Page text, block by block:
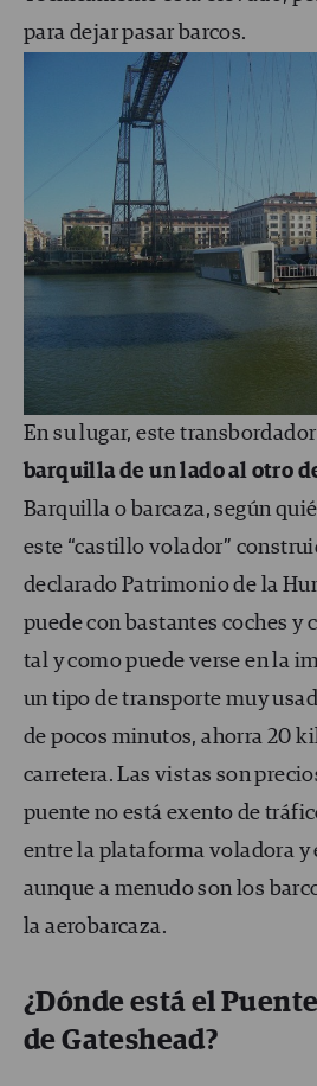
para dejar pasar barcos.
En su lugar, este transbordador
barquilla de un lado al otro
Barquilla o barcaza, según
este “castillo volador”
declarado Patrimonio de la
puede con bastantes coches y
tal y como puede verse en la
un tipo de transporte muy
de pocos minutos, ahorra 20
carretera. Las vistas son
puente no está exento de
entre la plataforma voladora y
aunque a menudo son los
la aerobarcaza.
¿Dónde está el
de Gateshead?